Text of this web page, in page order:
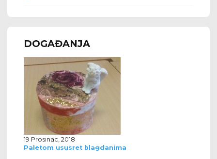
DOGAĐANJA
19 Prosinac, 2018
Paletom ususret blagdanima